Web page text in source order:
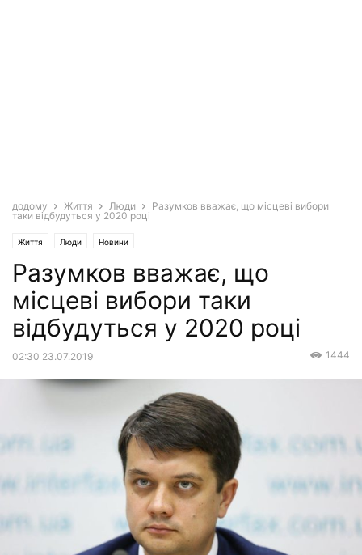
додому Життя Люди
Разумков вважає, що місцеві вибори
таки відбудуться у 2020 році
Життя Люди Новини
Разумков вважає, що
місцеві вибори таки
відбудуться у 2020 році
02:30 23.07.2019 1444